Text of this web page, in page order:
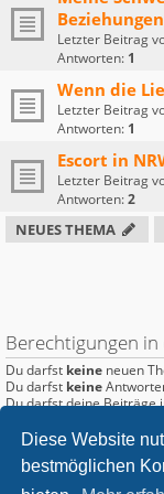
Diese Website
bestmöglichen
Beziehungen
Letzter Beitrag
Antworten: 1
Wenn die
Letzter Beitrag
Antworten: 1
Escort in
Letzter Beitrag
Antworten:2
NEUES THEMA
Berechtigungen
Du darfst keine neuen
Du darfst keine
Du darfst deine Beiträge
Du darfstkeine